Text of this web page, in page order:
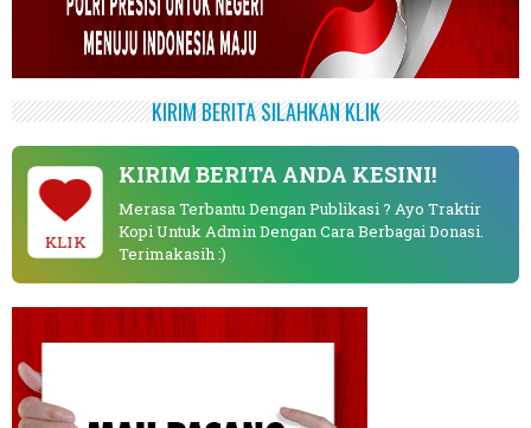
KIRIM BERITA SILAHKAN KLIK
KLIK
KIRIM BERITA ANDA KESINI!
Merasa Terbantu Dengan Publikasi ? Ayo Traktir
Kopi Untuk Admin Dengan Cara Berbagai Donasi.
Terimakasih :)